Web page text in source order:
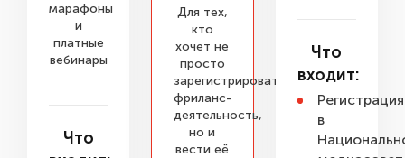
марафоны
и
платные
вебинары
Что
Для тех,
кто
хочет не
просто
зарегистрировать
фриланс-
деятельность,
но и
вести её
Что
входит:
Регистрация
в